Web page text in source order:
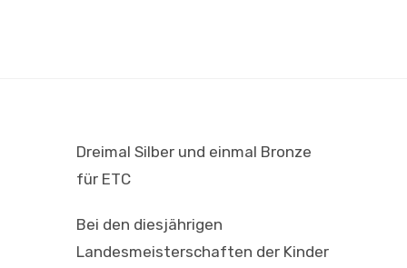
Dreimal Silber und einmal Bronze
für ETC
Bei den diesjährigen
Landesmeisterschaften der Kinder